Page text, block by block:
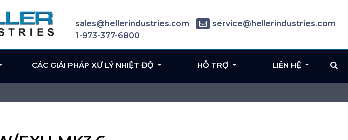
sales@hellerindustries.com
service@hellerindustries.com
1-973-377-6800
CÁC GIẢI PHÁP XỬ LÝ NHIỆT ĐỘ HỖ TRỢ LIÊN HỆ